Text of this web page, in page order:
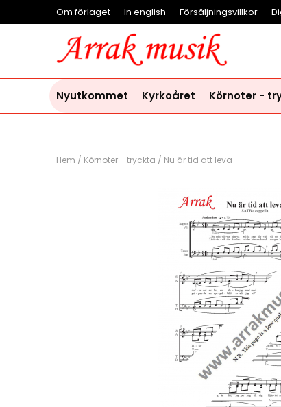
Om förlaget In english Försäljningsvillkor
Nyutkommet Kyrkoåret Körnoter -
Hem / Körnoter - tryckta / Nu är tid att leva